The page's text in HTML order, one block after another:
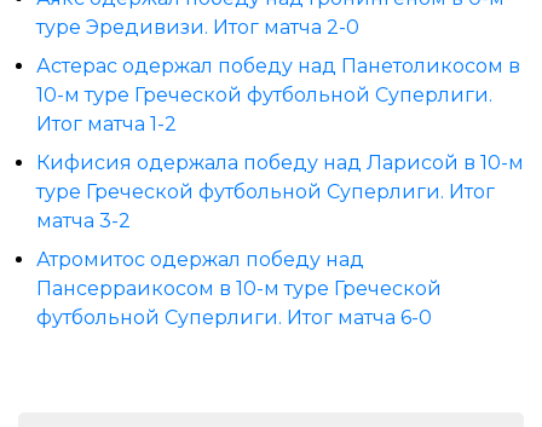
туре Эредивизи. Итог матча 2-0
Астерас одержал победу над Панетоликосом в
10-м туре Греческой футбольной Суперлиги.
Итог матча 1-2
Кифисия одержала победу над Ларисой в 10-м
туре Греческой футбольной Суперлиги. Итог
матча 3-2
Атромитос одержал победу над
Пансерраикосом в 10-м туре Греческой
футбольной Суперлиги. Итог матча 6-0